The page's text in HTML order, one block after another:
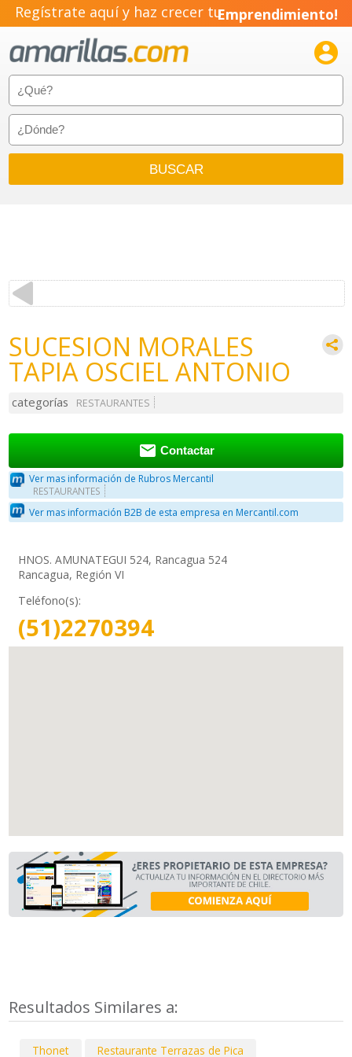
Regístrate aquí y haz crecer tuEmprendimiento!

SUCESION MORALES
TAPIA OSCIEL ANTONIO
categorías RESTAURANTES
 Contactar
Ver mas información de Rubros Mercantil
RESTAURANTES
Ver mas información B2B de esta empresa en Mercantil.com
HNOS. AMUNATEGUI 524, Rancagua 524
Rancagua, Región VI
Teléfono(s):
(51)2270394
Resultados Similares a:
Thonet Restaurante Terrazas de Pica